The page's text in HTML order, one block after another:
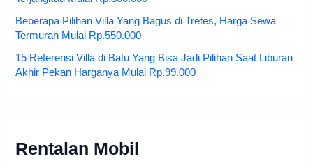
Beberapa Pilihan Villa Yang Bagus di Tretes, Harga Sewa
Termurah Mulai Rp.550.000
15 Referensi Villa di Batu Yang Bisa Jadi Pilihan Saat Liburan
Akhir Pekan Harganya Mulai Rp.99.000
Rentalan Mobil